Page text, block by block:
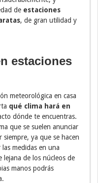
de estaciones
, de gran utilidad y
estaciones
meteorológica en casa
qué clima hará en
dónde te encuentras.
que se suelen anunciar
ya que se hacen
medidas en una
lejana de los núcleos de
manos podrás